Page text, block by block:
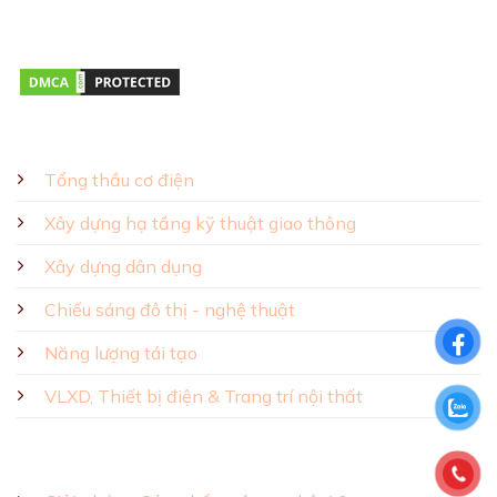
Tổng thầu cơ điện
Xây dựng hạ tầng kỹ thuật giao thông
Xây dựng dân dụng
Chiếu sáng đô thị - nghệ thuật
Năng lượng tái tạo
VLXD, Thiết bị điện & Trang trí nội thất